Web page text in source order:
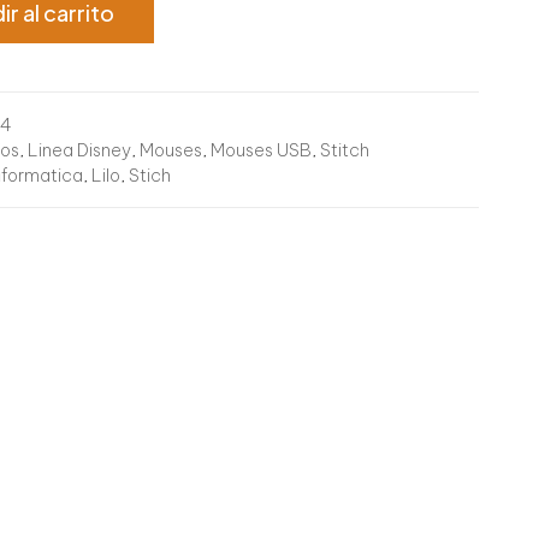
al carrito
, Linea Disney, Mouses, Mouses USB, Stitch
, Lilo, Stich